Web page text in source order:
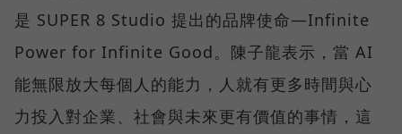
是 SUPER 8 Studio 提出的品牌使命—Infinite
Power for Infinite Good。陳子龍表示，當 AI
能無限放大每個人的能力，人就有更多時間與心
力投入對企業、社會與未來更有價值的事情，這